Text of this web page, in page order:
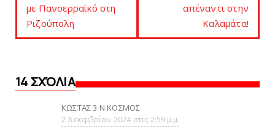
με Πανσερραϊκό στη
Ριζούπολη
απέναντι στην
Καλαμάτα!
14 ΣΧΌΛΙΑ
ΚΩΣΤΑΣ 3 Ν.ΚΟΣΜΟΣ
2 Δεκεμβρίου 2024 στις 2:59 μ.μ.